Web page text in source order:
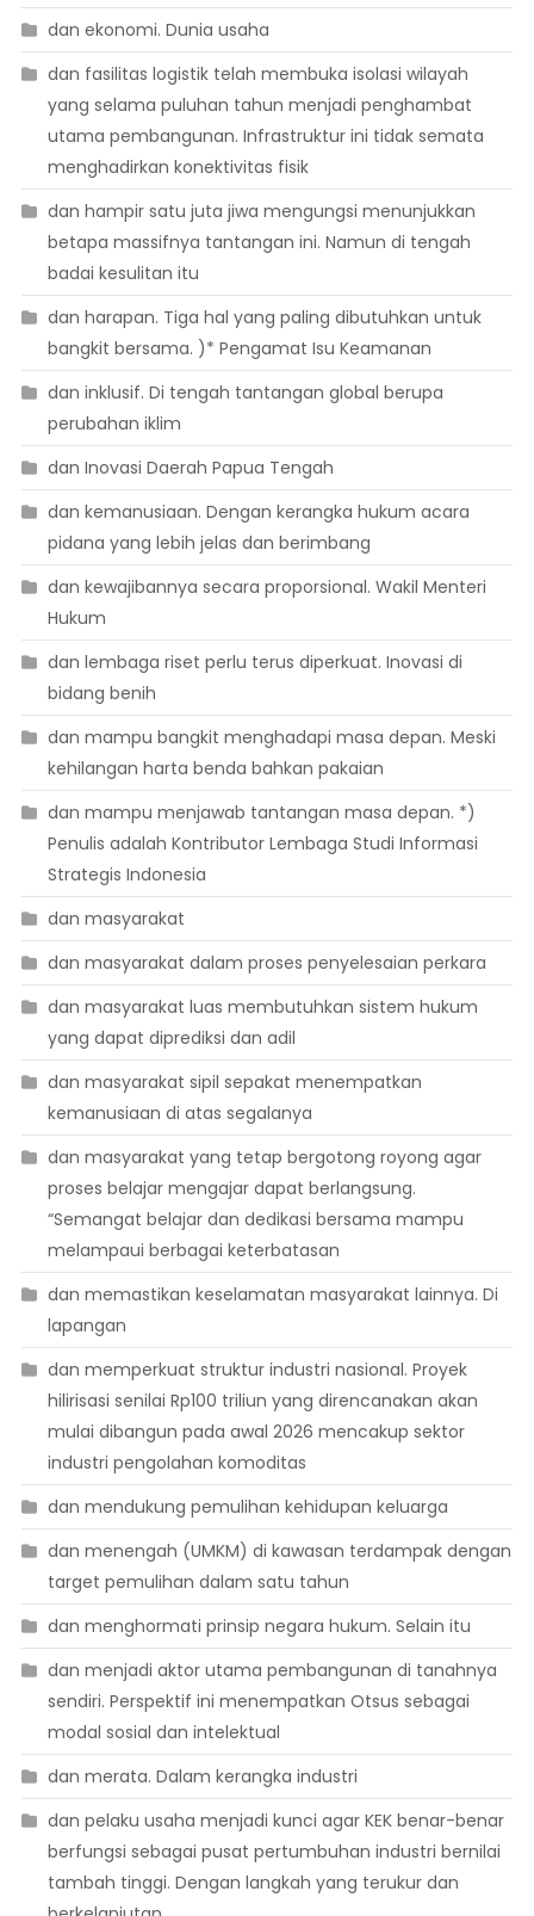
dan ekonomi. Dunia usaha
dan fasilitas logistik telah membuka isolasi wilayah
yang selama puluhan tahun menjadi penghambat
utama pembangunan. Infrastruktur ini tidak semata
menghadirkan konektivitas fisik
dan hampir satu juta jiwa mengungsi menunjukkan
betapa massifnya tantangan ini. Namun di tengah
badai kesulitan itu
dan harapan. Tiga hal yang paling dibutuhkan untuk
bangkit bersama. )* Pengamat Isu Keamanan
dan inklusif. Di tengah tantangan global berupa
perubahan iklim
dan Inovasi Daerah Papua Tengah
dan kemanusiaan. Dengan kerangka hukum acara
pidana yang lebih jelas dan berimbang
dan kewajibannya secara proporsional. Wakil Menteri
Hukum
dan lembaga riset perlu terus diperkuat. Inovasi di
bidang benih
dan mampu bangkit menghadapi masa depan. Meski
kehilangan harta benda bahkan pakaian
dan mampu menjawab tantangan masa depan. *)
Penulis adalah Kontributor Lembaga Studi Informasi
Strategis Indonesia
dan masyarakat
dan masyarakat dalam proses penyelesaian perkara
dan masyarakat luas membutuhkan sistem hukum
yang dapat diprediksi dan adil
dan masyarakat sipil sepakat menempatkan
kemanusiaan di atas segalanya
dan masyarakat yang tetap bergotong royong agar
proses belajar mengajar dapat berlangsung.
“Semangat belajar dan dedikasi bersama mampu
melampaui berbagai keterbatasan
dan memastikan keselamatan masyarakat lainnya. Di
lapangan
dan memperkuat struktur industri nasional. Proyek
hilirisasi senilai Rp100 triliun yang direncanakan akan
mulai dibangun pada awal 2026 mencakup sektor
industri pengolahan komoditas
dan mendukung pemulihan kehidupan keluarga
dan menengah (UMKM) di kawasan terdampak dengan
target pemulihan dalam satu tahun
dan menghormati prinsip negara hukum. Selain itu
dan menjadi aktor utama pembangunan di tanahnya
sendiri. Perspektif ini menempatkan Otsus sebagai
modal sosial dan intelektual
dan merata. Dalam kerangka industri
dan pelaku usaha menjadi kunci agar KEK benar-benar
berfungsi sebagai pusat pertumbuhan industri bernilai
tambah tinggi. Dengan langkah yang terukur dan